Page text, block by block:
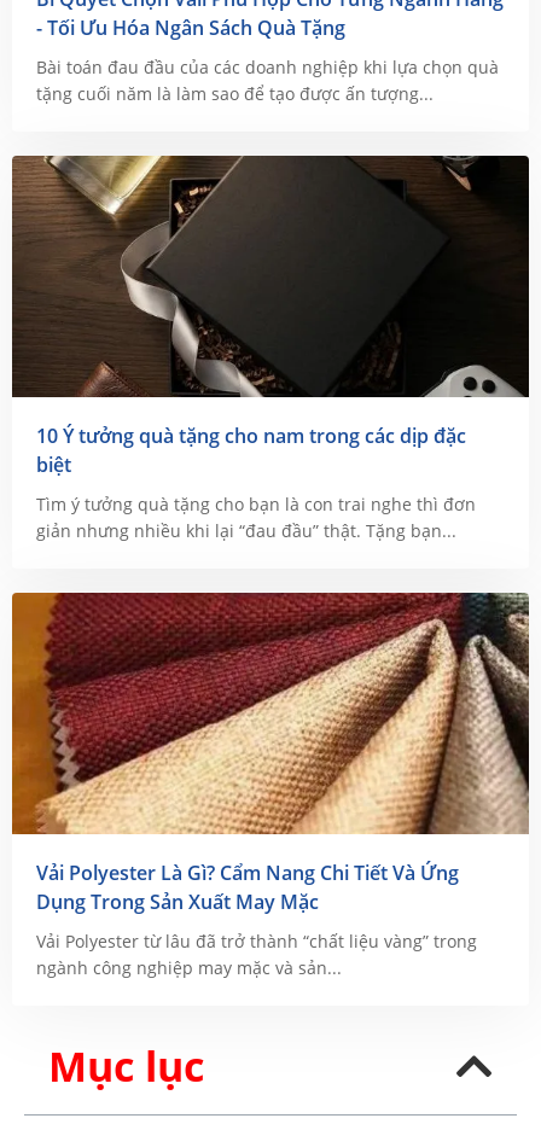
- Tối Ưu Hóa Ngân Sách Quà Tặng
Bài toán đau đầu của các doanh nghiệp khi lựa chọn quà
tặng cuối năm là làm sao để tạo được ấn tượng...
10 Ý tưởng quà tặng cho nam trong các dịp đặc
biệt
Tìm ý tưởng quà tặng cho bạn là con trai nghe thì đơn
giản nhưng nhiều khi lại “đau đầu” thật. Tặng bạn...
Vải Polyester Là Gì? Cẩm Nang Chi Tiết Và Ứng
Dụng Trong Sản Xuất May Mặc
Vải Polyester từ lâu đã trở thành “chất liệu vàng” trong
ngành công nghiệp may mặc và sản...
Mục lục